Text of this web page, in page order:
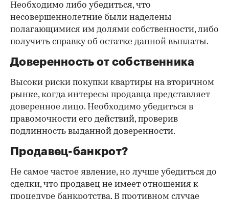
Необходимо либо убедиться, что
несовершеннолетние были наделены
полагающимися им долями собственности, либо
получить справку об остатке данной выплаты.
Доверенность от собственника
Высоки риски покупки квартиры на вторичном
рынке, когда интересы продавца представляет
доверенное лицо. Необходимо убедиться в
правомочности его действий, проверив
подлинность выданной доверенности.
Продавец-банкрот?
Не самое частое явление, но лучше убедиться до
сделки, что продавец не имеет отношения к
процедуре банкротства. В противном случае